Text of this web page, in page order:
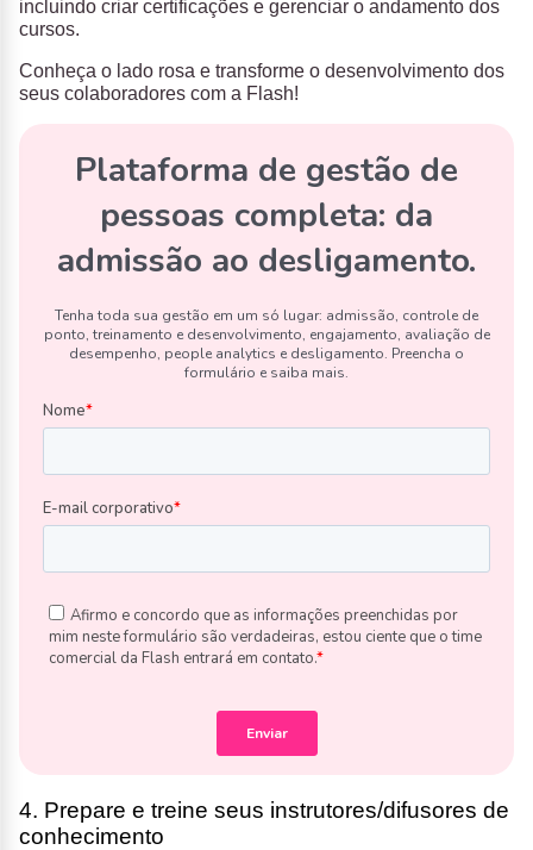
incluindo criar certificações e gerenciar o andamento dos
cursos.
Conheça o lado rosa e transforme o desenvolvimento dos
seus colaboradores com a Flash!
4. Prepare e treine seus instrutores/difusores de
conhecimento